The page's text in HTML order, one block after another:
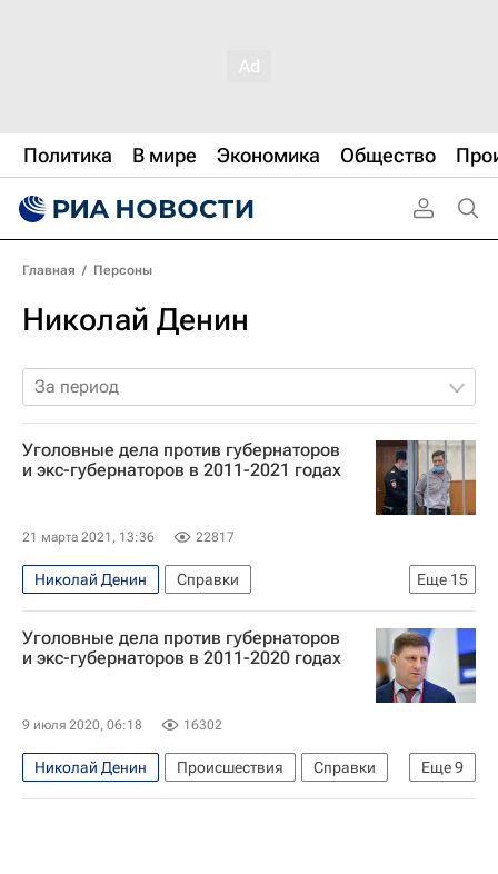
Политика В мире Экономика Общество
Главная / Персоны
Николай Денин
За период
Уголовные дела против губернаторов
и экс-губернаторов в 2011-2021 годах
21 марта 2021, 13:36 22817
Еще 15
Николай Денин
Справки
Владимир Торлопов
Никита Белых
Василий Юрченко
Александр Винников
Вячеслав Гайзер
Александр Хорошавин
Леонид Маркелов
Михаил Мень
Павел Коньков
Александр Соловьев
Уголовные дела против губернаторов
и экс-губернаторов в 2011-2020 годах
9 июля 2020, 06:18 16302
Еще9
Николай Денин Происшествия
Справки
Ивановская область
Кировская область